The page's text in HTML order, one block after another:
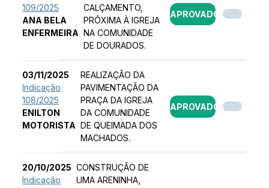
109/2025
ANA BELA
ENFERMEIRA
CALÇAMENTO,
PRÓXIMA À IGREJA
NA COMUNIDADE
DE DOURADOS.
APROVADO
03/11/2025
Indicação
108/2025
ENILTON
MOTORISTA
REALIZAÇÃO DA
PAVIMENTAÇÃO DA
PRAÇA DA IGREJA
DA COMUNIDADE
DE QUEIMADA DOS
MACHADOS.
APROVADO
20/10/2025
Indicação
CONSTRUÇÃO DE
UMA ARENINHA,